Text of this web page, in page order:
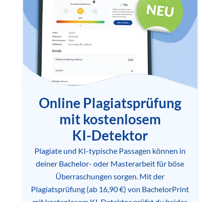
Online Plagiatsprüfung
mit kostenlosem
KI-Detektor
Plagiate und KI-typische Passagen können in
deiner Bachelor- oder Masterarbeit für böse
Überraschungen sorgen. Mit der
Plagiatsprüfung (ab 16,90 €) von BachelorPrint